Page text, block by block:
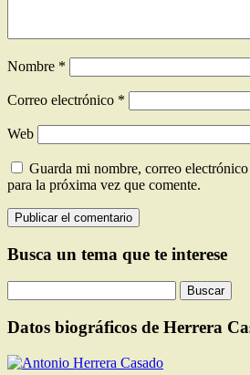
Nombre *
Correo electrónico *
Web
Guarda mi nombre, correo
para la próxima vez que comente.
Busca un tema que te interese
Datos biográficos de Herrera